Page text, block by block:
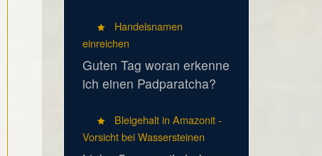
Handelsnamen
einreichen
Guten Tag woran erkenne
ich einen Padparatcha?
Bleigehalt in Amazonit -
Vorsicht bei Wassersteinen